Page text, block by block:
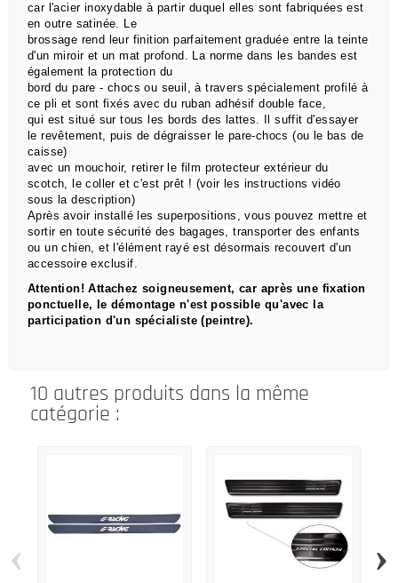
car l'acier inoxydable à partir duquel elles sont fabriquées est
en outre satinée. Le
brossage rend leur finitionparfaitement graduée entre la teinte
d'un miroir et un mat profond. La norme dans les bandes est
également la protection du
bord dupare-chocs ou seuil, à travers spécialement profilé à
ce pli et sont fixés avec du ruban adhésif double face,
qui est situé sur tous les bords des lattes.
Il suffit d'essayer
le revêtement, puis de dégraisser le pare-chocs (ou le bas de
caisse)
avec un mouchoir, retirer le film protecteur extérieur du
scotch, le coller et c'est prêt ! (voir les instructions vidéo
sous la description)
Après avoir installé les superpositions, vous pouvez mettre et
sortir en toute sécurité des bagages, transporter des enfants
ou un chien, et l'élément rayé est désormais recouvert d'un
accessoire exclusif.
Attention!Attachez soigneusement, car après une fixation
ponctuelle, le démontage n'est possible qu'avec la
participation d'un spécialiste (peintre).
10 autres produits dans la même
catégorie :
‹ ›